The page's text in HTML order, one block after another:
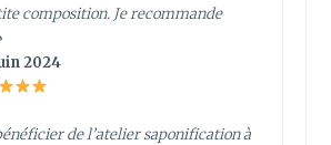
composition. Je recommande
2024
de l’atelier saponification à